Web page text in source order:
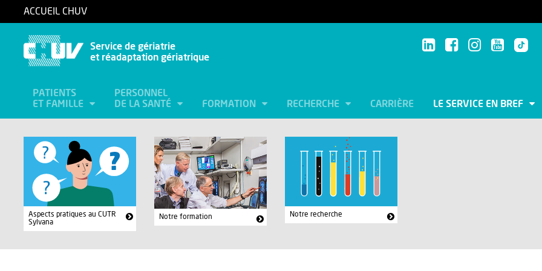
ACCUEIL CHUV
Service de gériatrie
et réadaptation gériatrique
PATIENTS
ET FAMILLE
PERSONNEL
DE LA SANTÉ
FORMATION RECHERCHE CARRIÈRE LE SERVICE EN BREF
Aspects pratiques au CUTR
Sylvana
Notre formation Notre recherche